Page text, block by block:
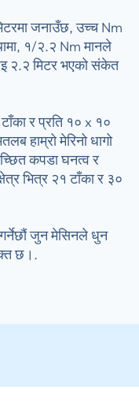
जनाउँछ, उच्च Nm
१/२.२ Nm मानले
२.२ मिटर भएको संकेत
टाँका र प्रति १० x १०
हाम्रो मेरिनो धागो
कपडा घनत्व र
भित्र २१ टाँका र ३०
जुन मेसिनले धुन
छ।.